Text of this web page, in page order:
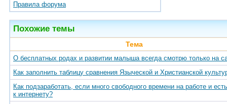
Правила форума
Похожие темы
Тема
О бесплатных родах и развитии малыша всегда смотрю только на
Как заполнить таблицу сравнения Языческой и Христианской
Как подзаработать, если много свободного времени на работе и
к интернету?